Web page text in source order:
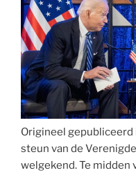
Origineel gepubliceerd
steun van de
welgekend. Te midden